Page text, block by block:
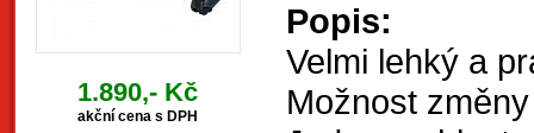
1.890,- Kč
akční cena s DPH
Popis:
Velmi lehký a
Možnost